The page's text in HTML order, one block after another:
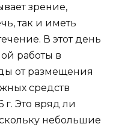
зрение,
так и иметь
В этот день
работы в
от размещения
средств
г. Это вряд ли
небольшие